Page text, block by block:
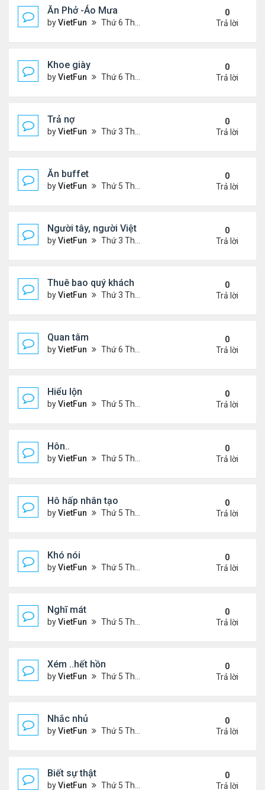
Ăn Phở -Áo Mưa
byVietFun Thứ 6 Tháng 1 13, 2023 1:26 pm
0
Trả lời
Khoe giày
byVietFun Thứ 6 Tháng 1 13, 2023 12:30 pm
0
Trả lời
Trả nợ
byVietFun Thứ 3 Tháng 12 13, 2022 12:44 pm
0
Trả lời
Ăn buffet
byVietFun Thứ 5 Tháng 12 01, 2022 12:22 pm
0
Trả lời
Người tây, người Việt
byVietFun Thứ 3 Tháng 11 22, 2022 1:25 pm
0
Trả lời
Thuê bao quý khách
byVietFun Thứ 3 Tháng 11 22, 2022 12:14 pm
0
Trả lời
Quan tâm
byVietFun Thứ 6 Tháng 8 12, 2022 12:54 pm
0
Trả lời
Hiểu lộn
byVietFun Thứ 5 Tháng 7 14, 2022 5:08 pm
0
Trả lời
Hôn..
byVietFun Thứ 5 Tháng 7 14, 2022 4:59 pm
0
Trả lời
Hô hấp nhân tạo
byVietFun Thứ 5 Tháng 7 14, 2022 4:52 pm
0
Trả lời
Khó nói
byVietFun Thứ 5 Tháng 7 14, 2022 4:50 pm
0
Trả lời
Nghĩ mát
byVietFun Thứ 5 Tháng 7 14, 2022 4:48 pm
0
Trả lời
Xém ..hết hồn
byVietFun Thứ 5 Tháng 7 14, 2022 4:44 pm
0
Trả lời
Nhắc nhủ
byVietFun Thứ 5 Tháng 7 14, 2022 4:38 pm
0
Trả lời
Biết sự thật
byVietFun Thứ 5 Tháng 7 14, 2022 4:37 pm
0
Trả lời